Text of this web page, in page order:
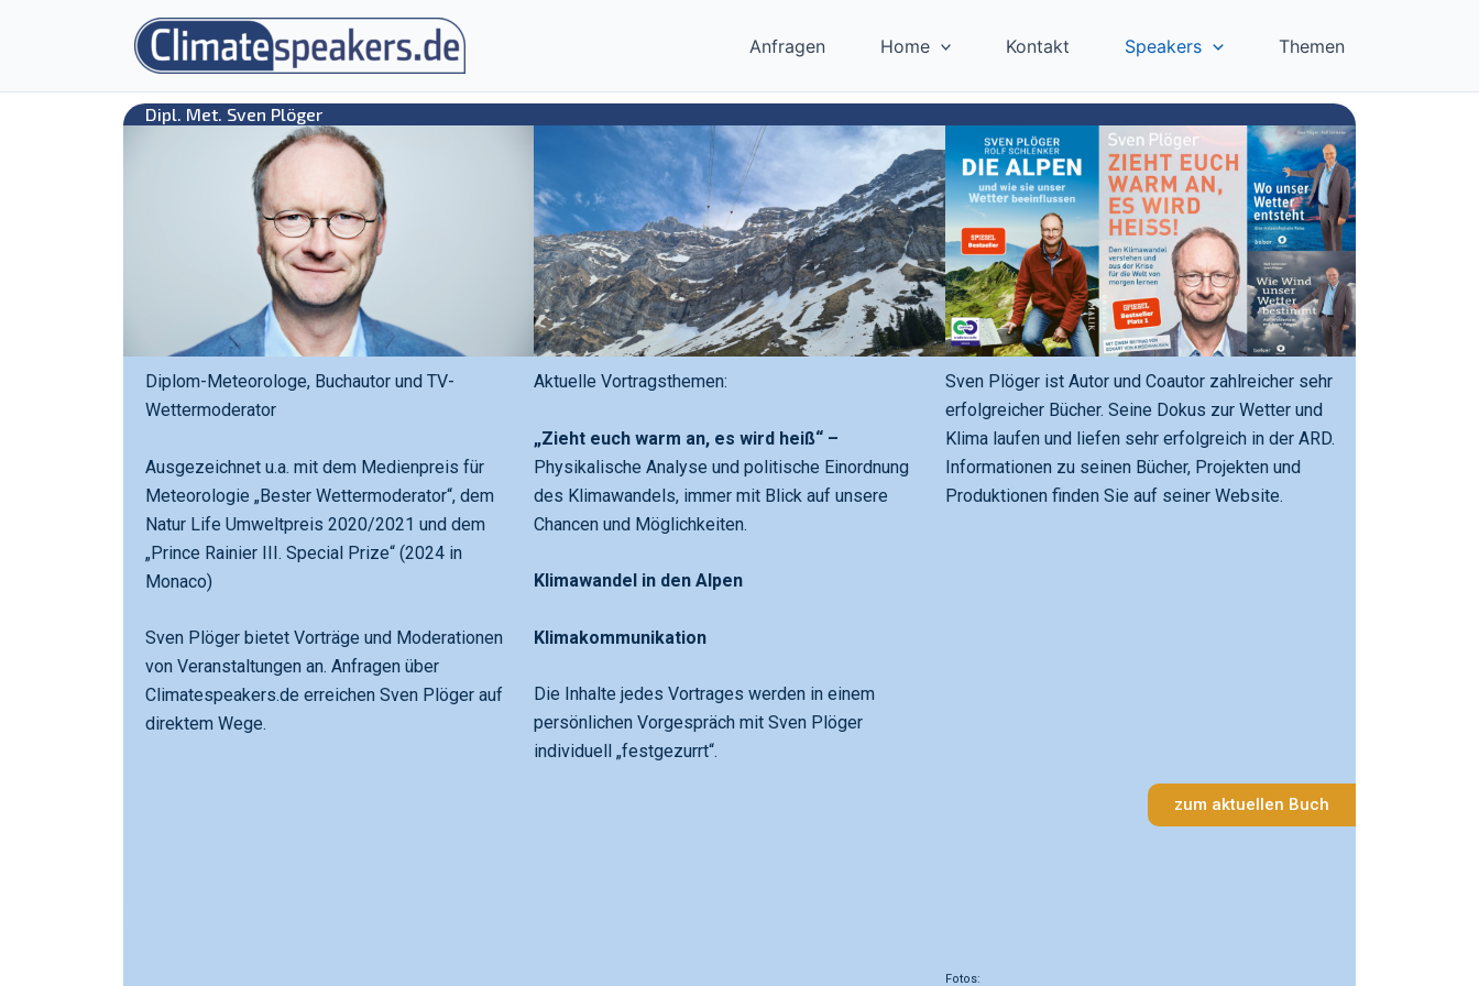
Anfragen Home Kontakt Speakers Themen
Dipl. Met. Sven Plöger
Diplom-Meteorologe, Buchautor und TV-
Wettermoderator
Ausgezeichnet u.a. mit dem Medienpreis für
Meteorologie „Bester Wettermoderator“, dem
Natur Life Umweltpreis 2020/2021 und dem
„Prince Rainier III. Special Prize“ (2024 in
Monaco)
Sven Plöger bietet Vorträge und Moderationen
von Veranstaltungen an. Anfragen über
Climatespeakers.de erreichen Sven Plöger auf
direktem Wege.
Aktuelle Vortragsthemen:
„Zieht euch warm an, es wird heiß“ –
Physikalische Analyse und politische Einordnung
des Klimawandels, immer mit Blick auf unsere
Chancen und Möglichkeiten.
Klimawandel in den Alpen
Klimakommunikation
Die Inhalte jedes Vortrages werden in einem
persönlichen Vorgespräch mit Sven Plöger
individuell „festgezurrt“.
Sven Plöger ist Autor und Coautor zahlreicher sehr
erfolgreicher Bücher. Seine Dokus zur Wetter und
Klima laufen und liefen sehr erfolgreich in der ARD.
Informationen zu seinen Bücher, Projekten und
Produktionen finden Sie auf seiner Website.
zum aktuellen Buch
Fotos: